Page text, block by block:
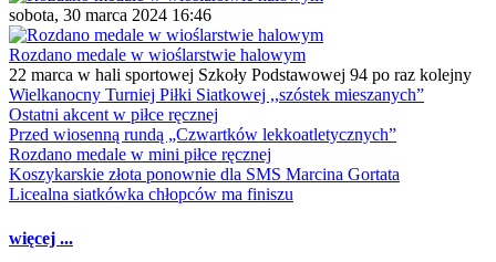
sobota, 30 marca 2024 16:46
Rozdano medale w wioślarstwie halowym
22 marca w hali sportowej Szkoły Podstawowej 94 po raz kolejny
Wielkanocny Turniej Piłki Siatkowej ,,szóstek mieszanych”
Ostatni akcent w piłce ręcznej
Przed wiosenną rundą „Czwartków lekkoatletycznych”
Rozdano medale w mini piłce ręcznej
Koszykarskie złota ponownie dla SMS Marcina Gortata
Licealna siatkówka chłopców ma finiszu
więcej ...